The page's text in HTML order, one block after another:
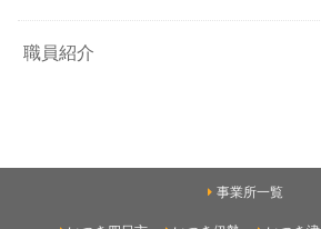
職員紹介
事業所一覧